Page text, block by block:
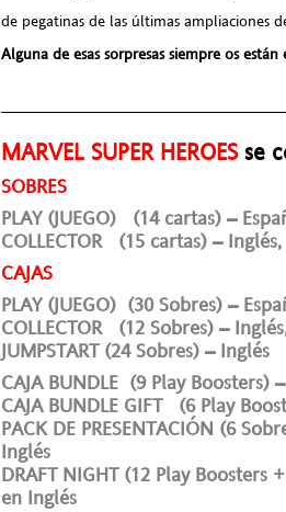
de pegatinas de las últimas ampliaciones
Alguna de esas sorpresas siempre os
MARVEL SUPER HEROES se
SOBRES
PLAY (JUEGO) (14 cartas) –
COLLECTOR (15 cartas) –
CAJAS
PLAY (JUEGO) (30 Sobres) –
COLLECTOR (12 Sobres) –
JUMPSTART (24 Sobres) – Inglés
CAJA BUNDLE (9 Play Boosters)
CAJA BUNDLE GIFT (6 Play
PACK DE PRESENTACIÓN (6
Inglés
DRAFT NIGHT (12 Play
en Inglés